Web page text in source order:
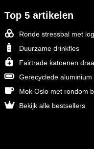
Top 5 artikelen
Ronde stressbal met
Duurzame drinkfles
Fairtrade katoenen
Gerecyclede aluminium
Mok Oslo met rondom
Bekijk alle bestsellers